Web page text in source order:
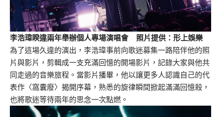
李浩瑋睽違兩年舉辦個人專場演唱會 照片提供：形上娛樂
為了這場久違的演出，李浩瑋事前向歌迷募集一路陪伴他的照
片與影片，剪輯成一支充滿回憶的開場影片，記錄大家與他共
同走過的音樂旅程。當影片播畢，他以讓更多人認識自己的代
表作〈窩囊廢〉揭開序幕，熟悉的旋律瞬間掀起滿滿回憶殺，
也將歌迷等待兩年的思念一次點燃。